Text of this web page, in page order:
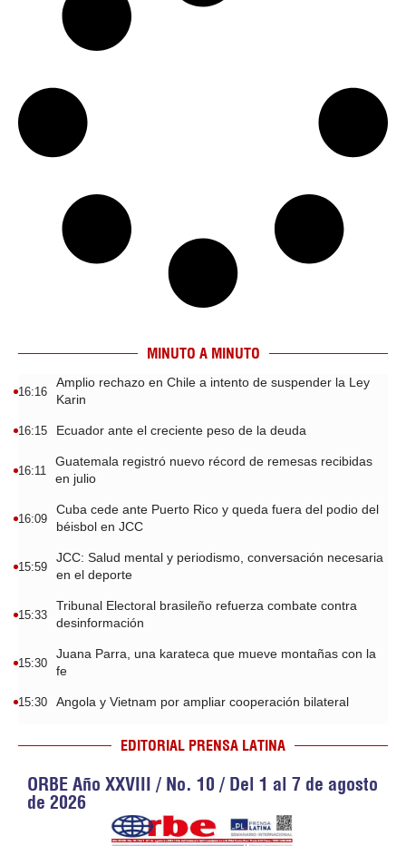
MINUTO A MINUTO
16:16
Amplio rechazo en Chile a intento de suspender la Ley
Karin
16:15 Ecuador ante el creciente peso de la deuda
16:11
Guatemala registró nuevo récord de remesas recibidas
en julio
16:09
Cuba cede ante Puerto Rico y queda fuera del podio del
béisbol en JCC
15:59
JCC: Salud mental y periodismo, conversación necesaria
en el deporte
15:33
Tribunal Electoral brasileño refuerza combate contra
desinformación
15:30
Juana Parra, una karateca que mueve montañas con la
fe
15:30 Angola y Vietnam por ampliar cooperación bilateral
EDITORIAL PRENSA LATINA
ORBE Año XXVIII / No. 10 / Del 1 al 7 de agosto
de 2026